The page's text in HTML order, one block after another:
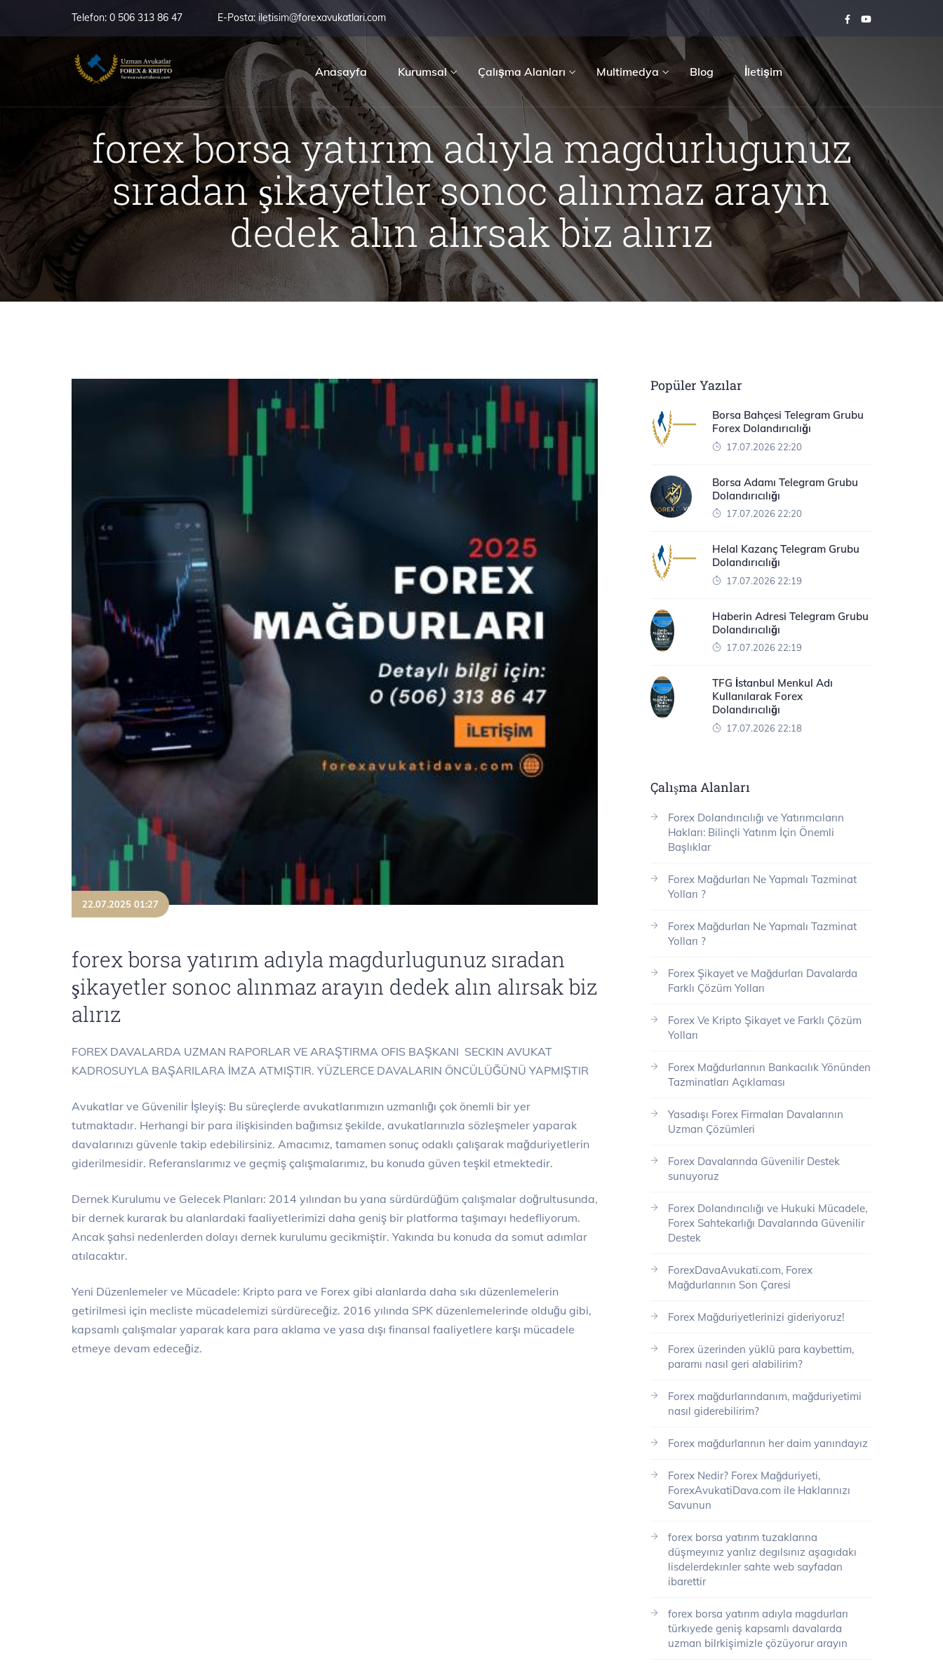
Telefon: 0 506 313 86 47 E-Posta: iletisim@forexavukatlari.com
Anasayfa Kurumsal Çalışma Alanları Multimedya Blog İletişim
forex borsa yatırım adıyla magdurlugunuz
sıradan şikayetler sonoc alınmaz arayın
dedek alın alırsak biz alırız
22.07.2025 01:27
forex borsa yatırım adıyla magdurlugunuz sıradan
şikayetler sonoc alınmaz arayın dedek alın alırsak biz
alırız
FOREX DAVALARDA UZMAN RAPORLAR VE ARAŞTIRMA OFIS BAŞKANI SECKIN AVUKAT
KADROSUYLA BAŞARILARA İMZA ATMIŞTIR. YÜZLERCE DAVALARIN ÖNCÜLÜĞÜNÜ YAPMIŞTIR
Avukatlar ve Güvenilir İşleyiş: Bu süreçlerde avukatlarımızın uzmanlığı çok önemli bir yer
tutmaktadır. Herhangi bir para ilişkisinden bağımsız şekilde, avukatlarınızla sözleşmeler yaparak
davalarınızı güvenle takip edebilirsiniz. Amacımız, tamamen sonuç odaklı çalışarak mağduriyetlerin
giderilmesidir. Referanslarımız ve geçmiş çalışmalarımız, bu konuda güven teşkil etmektedir.
Dernek Kurulumu ve Gelecek Planları: 2014 yılından bu yana sürdürdüğüm çalışmalar doğrultusunda,
bir dernek kurarak bu alanlardaki faaliyetlerimizi daha geniş bir platforma taşımayı hedefliyorum.
Ancak şahsi nedenlerden dolayı dernek kurulumu gecikmiştir. Yakında bu konuda da somut adımlar
atılacaktır.
Yeni Düzenlemeler ve Mücadele: Kripto para ve Forex gibi alanlarda daha sıkı düzenlemelerin
getirilmesi için mecliste mücadelemizi sürdüreceğiz. 2016 yılında SPK düzenlemelerinde olduğu gibi,
kapsamlı çalışmalar yaparak kara para aklama ve yasa dışı finansal faaliyetlere karşı mücadele
etmeye devam edeceğiz.
Popüler Yazılar
Borsa Bahçesi Telegram Grubu
Forex Dolandırıcılığı
17.07.2026 22:20
Borsa Adamı Telegram Grubu
Dolandırıcılığı
17.07.2026 22:20
Helal Kazanç Telegram Grubu
Dolandırıcılığı
17.07.2026 22:19
Haberin Adresi Telegram Grubu
Dolandırıcılığı
17.07.2026 22:19
TFG İstanbul Menkul Adı
Kullanılarak Forex
Dolandırıcılığı
17.07.2026 22:18
Çalışma Alanları
Forex Dolandırıcılığı ve Yatırımcıların
Hakları: Bilinçli Yatırım İçin Önemli
Başlıklar
Forex Mağdurları Ne Yapmalı Tazminat
Yolları ?
Forex Mağdurları Ne Yapmalı Tazminat
Yolları ?
Forex Şikayet ve Mağdurları Davalarda
Farklı Çözüm Yolları
Forex Ve Kripto Şikayet ve Farklı Çözüm
Yolları
Forex Mağdurlarının Bankacılık Yönünden
Tazminatları Açıklaması
Yasadışı Forex Firmaları Davalarının
Uzman Çözümleri
Forex Davalarında Güvenilir Destek
sunuyoruz
Forex Dolandırıcılığı ve Hukuki Mücadele,
Forex Sahtekarlığı Davalarında Güvenilir
Destek
ForexDavaAvukati.com, Forex
Mağdurlarının Son Çaresi
Forex Mağduriyetlerinizi gideriyoruz!
Forex üzerinden yüklü para kaybettim,
paramı nasıl geri alabilirim?
Forex mağdurlarındanım, mağduriyetimi
nasıl giderebilirim?
Forex mağdurlarının her daim yanındayız
Forex Nedir? Forex Mağduriyeti,
ForexAvukatiDava.com ile Haklarınızı
Savunun
forex borsa yatırım tuzaklarına
düşmeyınız yanlız degılsınız aşagıdakı
lisdelerdekınler sahte web sayfadan
ibarettir
forex borsa yatırım adıyla magdurları
türkıyede geniş kapsamlı davalarda
uzman bilrkişimizle çözüyorur arayın